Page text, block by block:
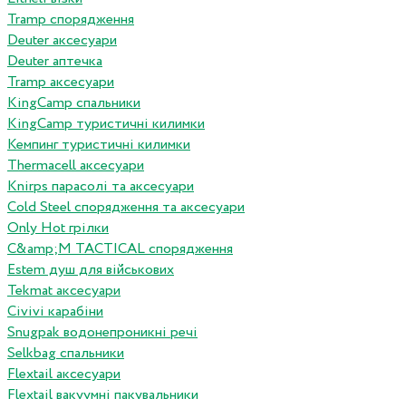
Tramp спорядження
Deuter аксесуари
Deuter аптечка
Tramp аксесуари
KingCamp спальники
KingCamp туристичні килимки
Кемпинг туристичні килимки
Thermacell аксесуари
Knirps парасолі та аксесуари
Cold Steel спорядження та аксесуари
Only Hot грілки
C&amp;M TACTICAL спорядження
Estem душ для військових
Tekmat аксесуари
Сivivi карабіни
Snugpak водонепроникні речі
Selkbag спальники
Flextail аксесуари